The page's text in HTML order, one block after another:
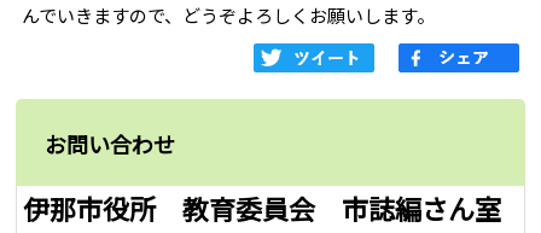
んでいきますので、どうぞよろしくお願いします。
お問い合わせ
伊那市役所 教育委員会 市誌編さん室